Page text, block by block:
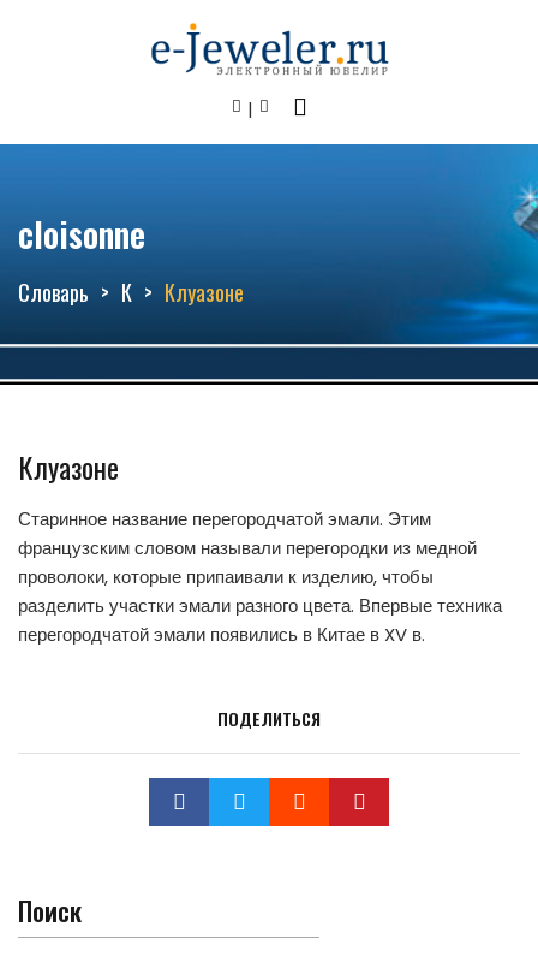
cloisonne
Словарь К Клуазоне
Клуазоне
Старинное название перегородчатой эмали. Этим
французским словом называли перегородки из медной
проволоки, которые припаивали к изделию, чтобы
разделить участки эмали разного цвета. Впервые техника
перегородчатой эмали появились в Китае в XV в.
ПОДЕЛИТЬСЯ
Поиск